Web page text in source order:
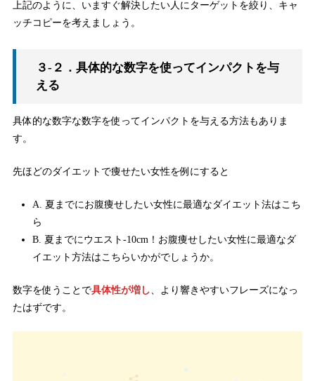
上記のように、いますぐ解決したい人にターゲットを絞り、キャ
ッチコピーを考えましょう。
３-２．具体的な数字を使ってインパクトを与
える
具体的な数字な数字を使ってインパクトを与える方法もありま
す。
先ほどのダイエットで痩せたい女性を例にすると
A. 夏までにお腹痩せしたい女性に最適なダイエット法はこち
ら
B. 夏までにウエスト-10cm！お腹痩せしたい女性に最適なダ
イエット方法はこちらいかがでしょうか。
数字を使うことで具体性が増し 、より響きやすいフレーズになっ
たはずです。